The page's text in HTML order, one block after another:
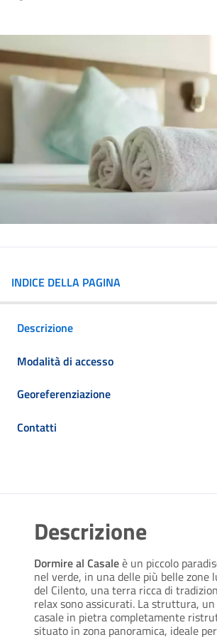
INDICE DELLA PAGINA
Descrizione
Modalità di accesso
Georeferenziazione
Contatti
Descrizione
Dormire al Casaleè un piccolo
nel verde, in una delle più belle zone
del Cilento, una terra ricca di
relax sono assicurati. La struttura,
casale in pietra completamente
situato in zona panoramica, ideale